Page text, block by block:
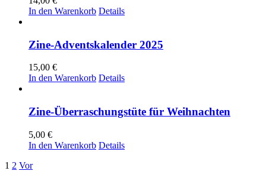
In den Warenkorb Details
Zine-Adventskalender 2025
15,00 €
In den Warenkorb Details
Zine-Überraschungstüte für Weihnachten
5,00 €
In den Warenkorb Details
1 2 Vor